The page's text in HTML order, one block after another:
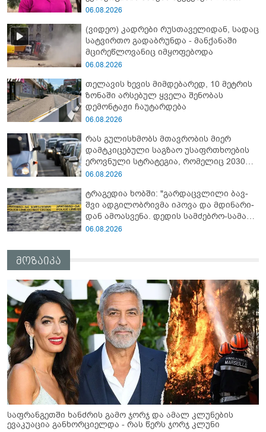
გახდა გოგონას გარდაცვალების მიზეზი?
06.08.2026
(ვიდეო) კადრები რუსთაველიდან, სადაც
სატვირთო გადაბრუნდა - მანქანაში
მცირეწლოვანიც იმყოფებოდა
06.08.2026
თელავის ხევის მიმდებარედ, 10 მეტრის
ზონაში არსებულ ყველა შენობას
დემონტაჟი ჩაუტარდება
06.08.2026
რას გულისხმობს მთავრობის მიერ
დამტკიცებული საგზაო უსაფრთხოების
ეროვნული სტრატეგია, რომელიც 2030
წლისთვის დაღუპულთა რაოდენობის
06.08.2026
ტრაგედია ხობში: "გარდაცვლილი ბავ­
შვი ად­გი­ლობ­რივ­მა იპო­ვა და მდი­ნა­რი­
დან ამო­ას­ვე­ნა. დე­დის სამ­ძებ­რო-სა­მაშ­
ვე­ლო სა­მუ­შა­ო­ე­ბი ამ დრომ­დე მიმ­დი­ნა­
06.08.2026
მოზაიკა
საფრანგეთში ხანძრის გამო ჯორჯ და ამალ კლუნების
ევაკუაცია განხორციელდა - რას წერს ჯორჯ კლუნი